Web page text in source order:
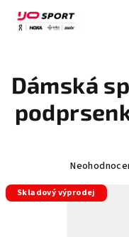
obsah
Dámská
Průměrné
produktu
Skladový výprodej